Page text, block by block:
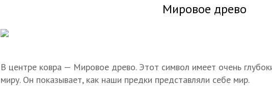
Мировое древо
В центре ковра — Мировое древо. Этот символ имеет очень
миру. Он показывает, как наши предки представляли себе мир.